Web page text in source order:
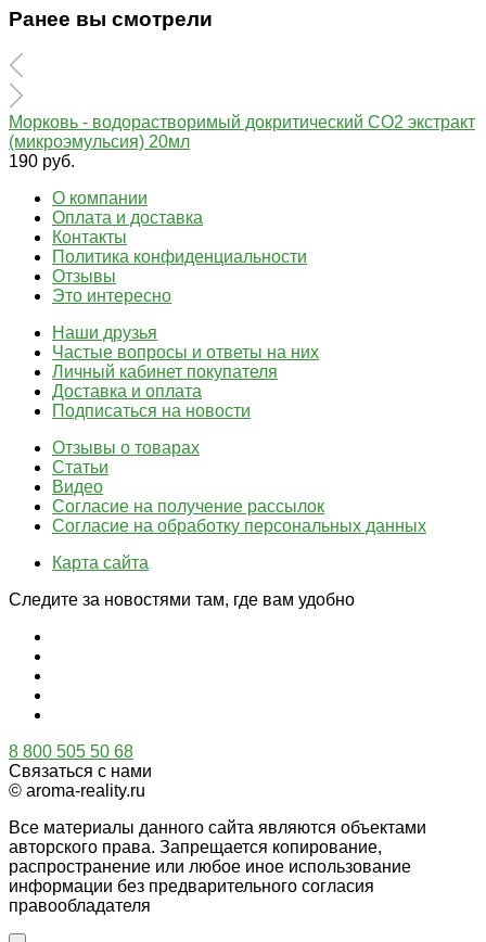
Ранее вы смотрели
Морковь - водорастворимый докритический СО2 экстракт
(микроэмульсия) 20мл
190 руб.
О компании
Оплата и доставка
Контакты
Политика конфиденциальности
Отзывы
Это интересно
Наши друзья
Частые вопросы и ответы на них
Личный кабинет покупателя
Доставка и оплата
Подписаться на новости
Отзывы о товарах
Статьи
Видео
Согласие на получение рассылок
Согласие на обработку персональных данных
Карта сайта
Следите за новостями там, где вам удобно
8 800 505 50 68
Связаться с нами
© aroma-reality.ru
Все материалы данного сайта являются объектами
авторского права. Запрещается копирование,
распространение или любое иное использование
информации без предварительного согласия
правообладателя